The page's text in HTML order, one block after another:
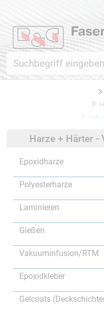
Harze + Härter
Epoxidharze
Polyesterharze
Laminieren
Gießen
Vakuuminfusion/RTM
Epoxidkleber
Gelcoats